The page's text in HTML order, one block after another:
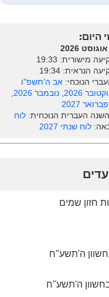
היום:
הנוכחי: אב ה'תשפ"ו
2026
,נובמבר 2026
,
פברואר 2027
העברית הנוכחית:לוח
לוח שנתי 2027
חזון שמים